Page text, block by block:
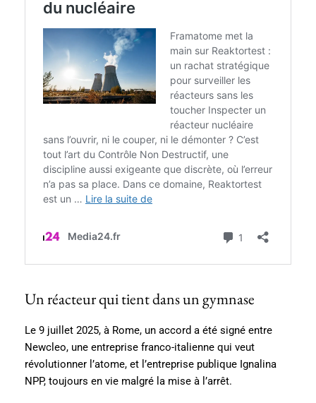
Un réacteur qui tient dans un gymnase
Le 9 juillet 2025, à Rome, un accord a été signé entre
Newcleo, une entreprise franco-italienne qui veut
révolutionner l’atome, et l’entreprise publique Ignalina
NPP, toujours en vie malgré la mise à l’arrêt.